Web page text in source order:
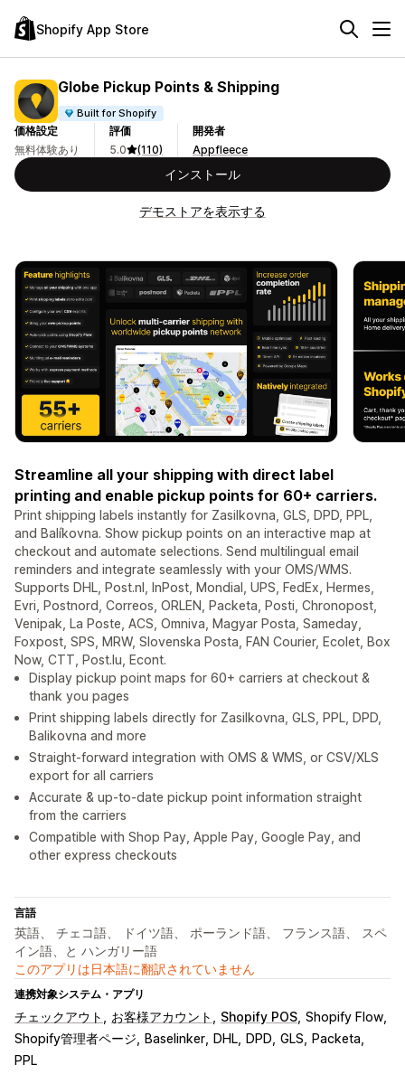
Shopify App Store
Globe Pickup Points & Shipping
Built for Shopify
価格設定
無料体験あり
評価
5.0
(110)
開発者
Appfleece
インストール
デモストアを表示する
Streamline all your shipping with direct label
printing and enable pickup points for 60+ carriers.
Print shipping labels instantly for Zasilkovna, GLS, DPD, PPL,
and Balíkovna. Show pickup points on an interactive map at
checkout and automate selections. Send multilingual email
reminders and integrate seamlessly with your OMS/WMS.
Supports DHL, Post.nl, InPost, Mondial, UPS, FedEx, Hermes,
Evri, Postnord, Correos, ORLEN, Packeta, Posti, Chronopost,
Venipak, La Poste, ACS, Omniva, Magyar Posta, Sameday,
Foxpost, SPS, MRW, Slovenska Posta, FAN Courier, Ecolet, Box
Now, CTT, Post.lu, Econt.
Display pickup point maps for 60+ carriers at checkout &
thank you pages
Print shipping labels directly for Zasilkovna, GLS, PPL, DPD,
Balikovna and more
Straight-forward integration with OMS & WMS, or CSV/XLS
export for all carriers
Accurate & up-to-date pickup point information straight
from the carriers
Compatible with Shop Pay, Apple Pay, Google Pay, and
other express checkouts
言語
英語、 チェコ語、 ドイツ語、 ポーランド語、 フランス語、 スペ
イン語、と ハンガリー語
このアプリは日本語に翻訳されていません
連携対象システム・アプリ
チェックアウト お客様アカウント Shopify POS Shopify Flow
Shopify管理者ページ
Baselinker DHL DPD GLS
Packeta
PPL